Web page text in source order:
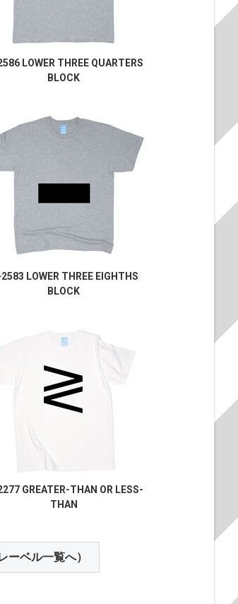
LOWER THREE QUARTERS
BLOCK
LOWER THREE EIGHTHS
BLOCK
GREATER-THAN OR LESS-
THAN
ーベル一覧へ）